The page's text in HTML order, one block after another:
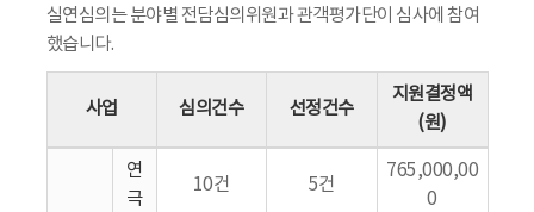
실연심의는 분야별 전담심의위원과 관객평가단이 심사에 참여
했습니다.
사업 심의건수 선정건수
지원결정액
(원)
연
극
10건 5건
765,000,00
0